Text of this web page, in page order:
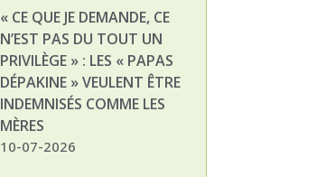
« CE QUE JE DEMANDE, CE
N’EST PAS DU TOUT UN
PRIVILÈGE » : LES « PAPAS
DÉPAKINE » VEULENT ÊTRE
INDEMNISÉS COMME LES
MÈRES
10-07-2026